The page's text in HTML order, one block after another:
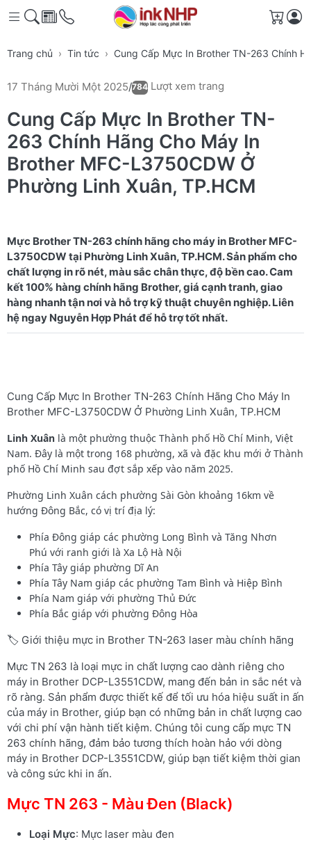
Giỏ
Trang chủ Tin tức Cung Cấp Mực In Brother TN-263 Chính
17 Tháng Mười Một 2025/784 Lượt xem trang
Cung Cấp Mực In Brother TN-
263 Chính Hãng Cho Máy In
Brother MFC-L3750CDW Ở
Phường Linh Xuân, TP.HCM
Mực Brother TN-263 chính hãng cho máy in Brother MFC-
L3750CDW tại Phường Linh Xuân, TP.HCM. Sản phẩm cho
chất lượng in rõ nét, màu sắc chân thực, độ bền cao. Cam
kết 100% hàng chính hãng Brother, giá cạnh tranh, giao
hàng nhanh tận nơi và hỗ trợ kỹ thuật chuyên nghiệp. Liên
Cung Cấp Mực In Brother TN-263 Chính Hãng Cho Máy In
Brother MFC-L3750CDW Ở Phường Linh Xuân, TP.HCM
Linh Xuân là một phường thuộc Thành phố Hồ Chí Minh, Việt
Nam. Đây là một trong 168 phường, xã và đặc khu mới ở Thành
phố Hồ Chí Minh sau đợt sắp xếp vào năm 2025.
Phường Linh Xuân cách phường Sài Gòn khoảng 16km về
hướng Đông Bắc, có vị trí địa lý:
Phía Đông giáp các phường Long Bình và Tăng Nhơn
Phú với ranh giới là Xa Lộ Hà Nội
Phía Tây giáp phường Dĩ An
Phía Tây Nam giáp các phường Tam Bình và Hiệp Bình
Phía Nam giáp với phường Thủ Đức
Phía Bắc giáp với phường Đông Hòa
🏷️ Giới thiệu mực in Brother TN-263 laser màu chính hãng
Mực TN 263 là loại mực in chất lượng cao dành riêng cho
máy in Brother DCP-L3551CDW, mang đến bản in sắc nét và
rõ ràng. Sản phẩm được thiết kế để tối ưu hóa hiệu suất in ấn
của máy in Brother, giúp bạn có những bản in chất lượng cao
với chi phí vận hành tiết kiệm. Chúng tôi cung cấp mực TN
263 chính hãng, đảm bảo tương thích hoàn hảo với dòng
máy in Brother DCP-L3551CDW, giúp bạn tiết kiệm thời gian
và công sức khi in ấn.
Mực TN 263 - Màu Đen (Black)
Loại Mực: Mực laser màu đen